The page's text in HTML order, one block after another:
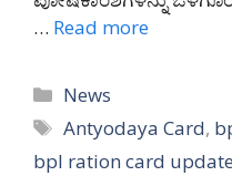
… Read more
Categories
News
Tags
Antyodaya Card,
bpl ration card update